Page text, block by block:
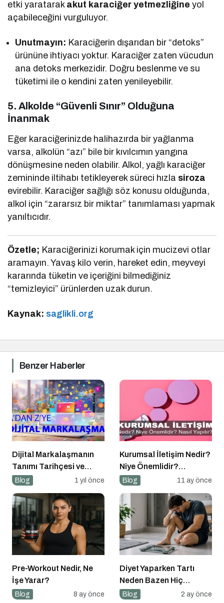
etki yaratarak akut karaciğer yetmezliğine yol
açabileceğini vurguluyor.
Unutmayın: Karaciğerin dışarıdan bir “detoks”
ürününe ihtiyacı yoktur. Karaciğer zaten vücudun
ana detoks merkezidir. Doğru beslenme ve su
tüketimi ile o kendini zaten yenileyebilir.
5. Alkolde “Güvenli Sınır” Olduğuna
İnanmak
Eğer karaciğerinizde halihazırda bir yağlanma
varsa, alkolün “azı” bile bir kıvılcımın yangına
dönüşmesine neden olabilir. Alkol, yağlı karaciğer
zemininde iltihabı tetikleyerek süreci hızla siroza
evirebilir. Karaciğer sağlığı söz konusu olduğunda,
alkol için “zararsız bir miktar” tanımlaması yapmak
yanıltıcıdır.
Özetle; Karaciğerinizi korumak için mucizevi otlar
aramayın. Yavaş kilo verin, hareket edin, meyveyi
kararında tüketin ve içeriğini bilmediğiniz
“temizleyici” ürünlerden uzak durun.
Kaynak: saglikli.org
Benzer Haberler
Dijital Markalaşmanın
Tanımı Tarihçesi ve
Önemi
Blog 1 yıl önce
Kurumsal İletişim Nedir?
Niye Önemlidir?
Kurumsal İletişim Nasıl
Blog 11 ay önce
Pre-Workout Nedir, Ne
İşe Yarar?
Blog 8 ay önce
Diyet Yaparken Tartı
Neden Bazen Hiç
Oynamaz?
Blog 2 ay önce